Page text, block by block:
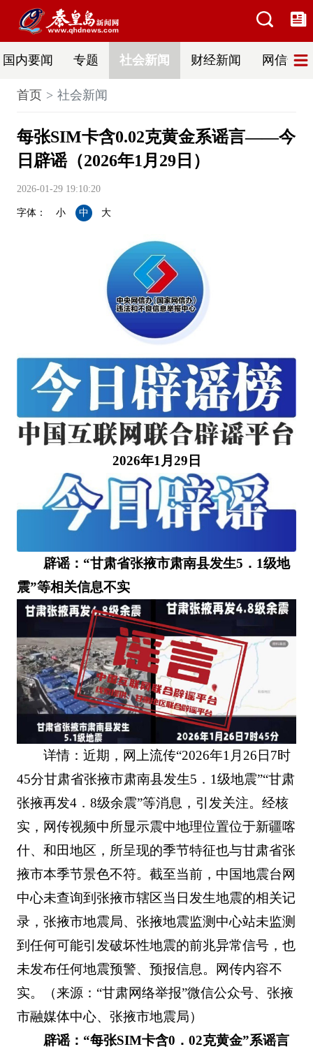
国内要闻 专题 社会新闻 财经新闻 网信普法
首页 社会新闻
每张SIM卡含0.02克黄金系谣言——今
日辟谣（2026年1月29日）
2026-01-29 19:10:20
字体： 小 中 大
2026年1月29日
辟谣：“甘肃省张掖市肃南县发生5．1级地
震”等相关信息不实
详情：近期，网上流传“2026年1月26日7时
45分甘肃省张掖市肃南县发生5．1级地震”“甘肃
张掖再发4．8级余震”等消息，引发关注。经核
实，网传视频中所显示震中地理位置位于新疆喀
什、和田地区，所呈现的季节特征也与甘肃省张
掖市本季节景色不符。截至当前，中国地震台网
中心未查询到张掖市辖区当日发生地震的相关记
录，张掖市地震局、张掖地震监测中心站未监测
到任何可能引发破坏性地震的前兆异常信号，也
未发布任何地震预警、预报信息。网传内容不
实。（来源：“甘肃网络举报”微信公众号、张掖
市融媒体中心、张掖市地震局）
辟谣：“每张SIM卡含0．02克黄金”系谣言